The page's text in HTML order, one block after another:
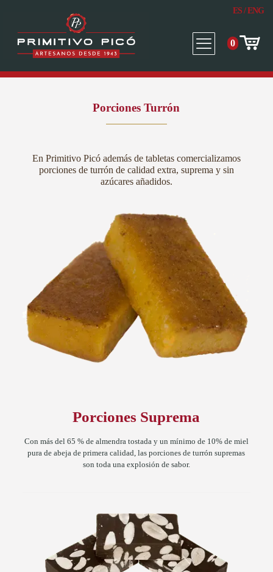
0
ES /ENG
Porciones Turrón
En Primitivo Picó además de tabletas comercializamos
porciones de turrón de calidad extra, suprema y sin
azúcares añadidos.
Porciones Suprema
Con más del 65 % de almendra tostada y un mínimo de 10% de miel
pura de abeja de primera calidad, las porciones de turrón supremas
son toda una explosión de sabor.